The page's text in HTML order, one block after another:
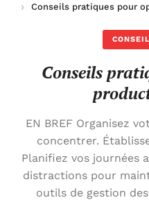
Conseils pratiques pour
Conseils
EN BREF Organisez
concentrer.
Planifiez vos journées
distractions pour
outils de gestion